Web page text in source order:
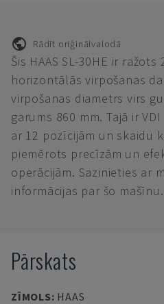
Rādīt oriģinālvalodā
Šis HAAS SL-30HE ir
horizontālās virpošanas
virpošanas diametrs virs
garums 860 mm. Tajā ir
ar 12 pozīcijām un skaidu
piemērots precīzām un
operācijām. Sazinieties ar
informācijas par šo mašīnu.
Pārskats
ZĪMOLS: HAAS